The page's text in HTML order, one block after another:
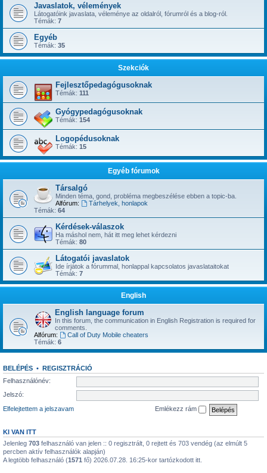
Javaslatok, vélemények
Látogatóink javaslata, véleménye az oldalról, fórumról és a blog-ról.
Témák: 7
Egyéb
Témák: 35
Szekciók
Fejlesztőpedagógusoknak
Témák: 111
Gyógypedagógusoknak
Témák: 154
Logopédusoknak
Témák: 15
Egyéb fórumok
Társalgó
Minden téma, gond, probléma megbeszélése ebben a topic-ba.
Alfórum:
Tárhelyek, honlapok
Témák: 64
Kérdések-válaszok
Ha máshol nem, hát itt meg lehet kérdezni
Témák: 80
Látogatói javaslatok
Ide írjátok a fórummal, honlappal kapcsolatos javaslataitokat
Témák: 7
English
English language forum
In this forum, the communication in English Registration is required for
comments.
Alfórum:
Call of Duty Mobile cheaters
Témák: 6
BELÉPÉS • REGISZTRÁCIÓ
Felhasználónév:
Jelszó:
Elfelejtettem a jelszavam
Emlékezz rám
KI VAN ITT
Jelenleg 703 felhasználó van jelen :: 0 regisztrált, 0 rejtett és 703 vendég (az elmúlt 5
percben aktív felhasználók alapján)
A legtöbb felhasználó (1571 fő) 2026.07.28. 16:25-kor tartózkodott itt.